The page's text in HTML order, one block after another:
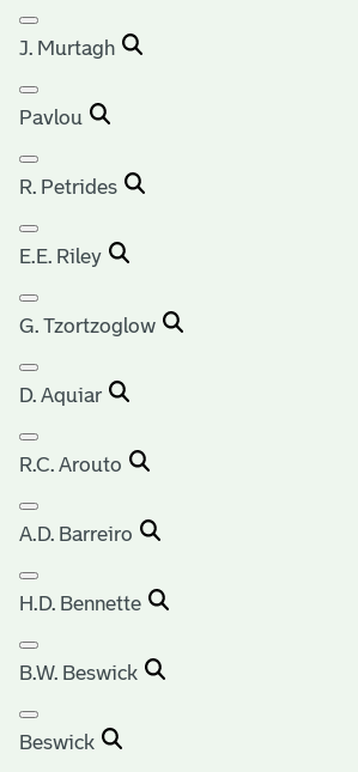
J. Murtagh
Pavlou
R. Petrides
E.E. Riley
G. Tzortzoglow
D. Aquiar
R.C. Arouto
A.D. Barreiro
H.D. Bennette
B.W. Beswick
Beswick